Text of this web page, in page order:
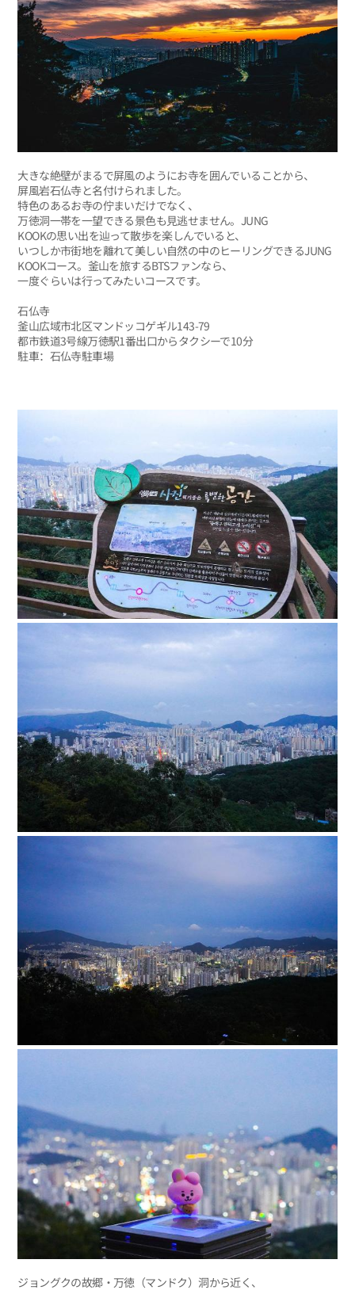
大きな絶壁がまるで屏風のようにお寺を囲んでいることから、
屏風岩石仏寺と名付けられました。
特色のあるお寺の佇まいだけでなく、
万徳洞一帯を一望できる景色も見逃せません。JUNG
KOOKの思い出を辿って散歩を楽しんでいると、
いつしか市街地を離れて美しい自然の中のヒーリングできるJUNG
KOOKコース。釜山を旅するBTSファンなら、
一度ぐらいは行ってみたいコースです。
石仏寺
釜山広域市北区マンドッコゲギル143-79
都市鉄道3号線万徳駅1番出口からタクシーで10分
駐車：石仏寺駐車場
ジョングクの故郷・万徳（マンドク）洞から近く、